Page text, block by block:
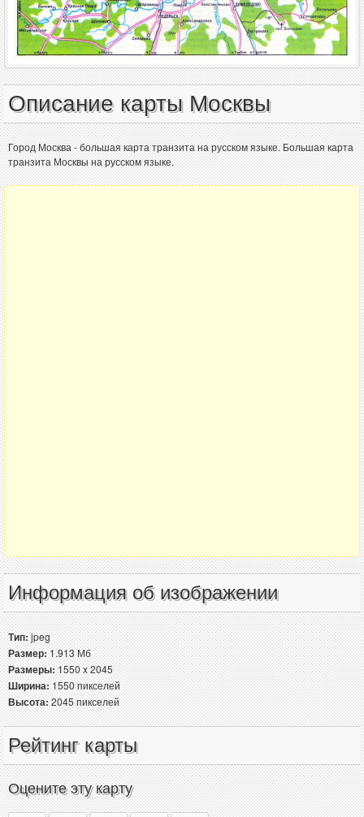
Описание карты Москвы
Город Москва - большая карта транзита на русском языке. Большая карта
транзита Москвы на русском языке.
Информация об изображении
Тип:jpeg
Размер:1.913 Мб
Размеры:1550 x 2045
Ширина:1550 пикселей
Высота:2045 пикселей
Рейтинг карты
Оцените эту карту